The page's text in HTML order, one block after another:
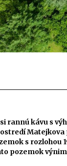
rannú kávu s
s rozlohou
pozemok